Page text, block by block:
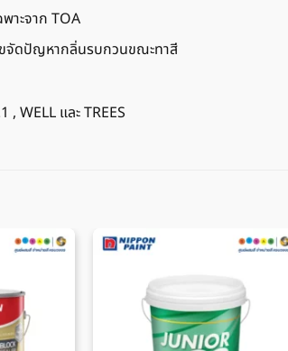
าะจาก TOA
ขจัดปัญหากลิ่นรบกวนขณะทาสี
WELL และ TREES